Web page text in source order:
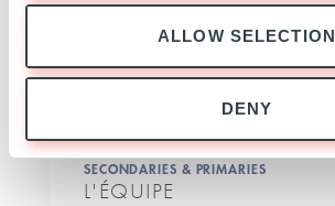
ALLOW SELECTION
DENY
SECONDARIES & PRIMARIES
L'ÉQUIPE